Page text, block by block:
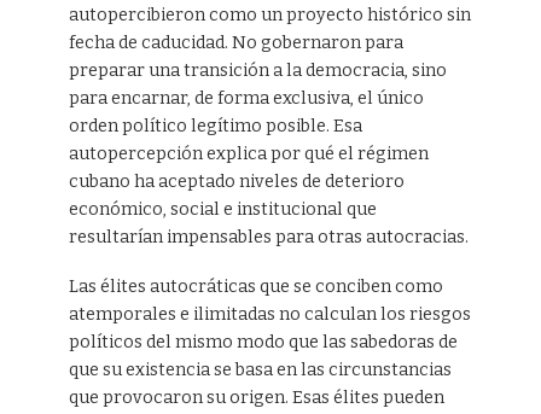
autopercibieron como un proyecto histórico sin
fecha de caducidad. No gobernaron para
preparar una transición a la democracia, sino
para encarnar, de forma exclusiva, el único
orden político legítimo posible. Esa
autopercepción explica por qué el régimen
cubano ha aceptado niveles de deterioro
económico, social e institucional que
resultarían impensables para otras autocracias.
Las élites autocráticas que se conciben como
atemporales e ilimitadas no calculan los riesgos
políticos del mismo modo que las sabedoras de
que su existencia se basa en las circunstancias
que provocaron su origen. Esas élites pueden